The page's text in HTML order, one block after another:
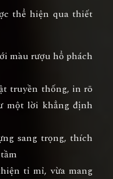
thể hiện qua thiết
màu rượu hổ phách
truyền thống, in rõ
một lời khẳng định
sang trọng, thích
tỉ mỉ, vừa mang